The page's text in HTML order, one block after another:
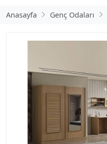
Anasayfa Genç Odaları